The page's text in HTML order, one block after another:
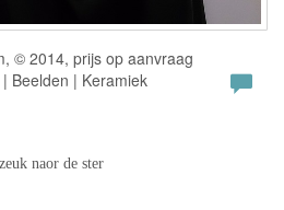
© 2014, prijs op aanvraag
Beelden | Keramiek
naor de ster